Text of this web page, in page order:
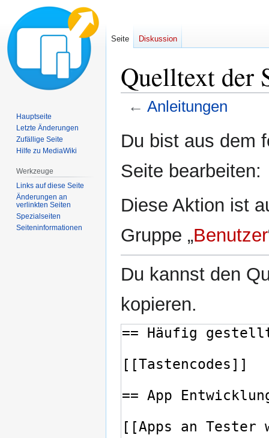
Quelltext der
← Anleitungen
Navigation
Suche
Du bist aus dem
Seite bearbeiten:
Diese Aktion ist
Gruppe „Benutzer
Du kannst den
kopieren.
Seite Diskussion
Hauptseite
Letzte Änderungen
Zufällige Seite
Hilfe zu MediaWiki
Werkzeuge
Links auf diese Seite
Änderungen an
verlinkten Seiten
Spezialseiten
Seiten­informationen